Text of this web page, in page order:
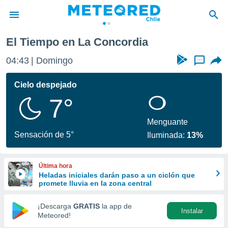
de
por
se
calidad.
a este
las
y
forma
digital
basada
El Tiempo en La Concordia
04:43 Domingo ...
Cielo despejado
7°
Sensación de 5°
Menguante
Iluminada: 13%
Última hora
Heladas iniciales darán paso a un ciclón que
promete lluvia en la zona central
¡Descarga GRATIS la app de
Meteored!
Instalar